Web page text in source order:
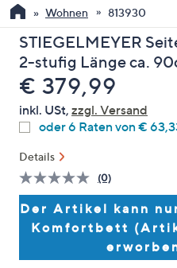
Sie
die
Pfeiltasten
nach
oben
und
nach
oder
wischen
Sie
Geräten
Wohnen 813930
STIEGELMEYER
2-stufig Länge ca.
Gelöscht
€ 379,99
inkl. USt, zzgl. Versand
oder 6 Raten von €
Details
Bisher
gibt
es
keine
Bewertungen
für
dieses
(0)
Der Artikel kann
Komfortbett